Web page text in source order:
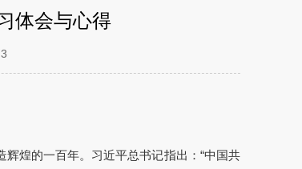
体会与心得
煌的一百年。习近平总书记指出：“中国共